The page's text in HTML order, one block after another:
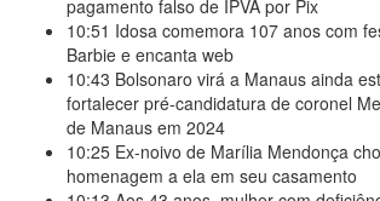
pagamento falso de IPVA por Pix
10:51 Idosa comemora 107 anos com
Barbie e encanta web
10:43 Bolsonaro virá a Manaus ainda
fortalecer pré-candidatura de coronel
de Manaus em 2024
10:25 Ex-noivo de Marília Mendonça
homenagem a ela em seu casamento